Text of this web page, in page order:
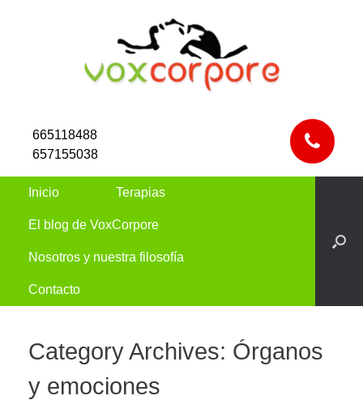
665118488
657155038
Inicio Terapias
El blog de VoxCorpore
Nosotros y nuestra filosofía
Contacto
Category Archives: Órganos
y emociones